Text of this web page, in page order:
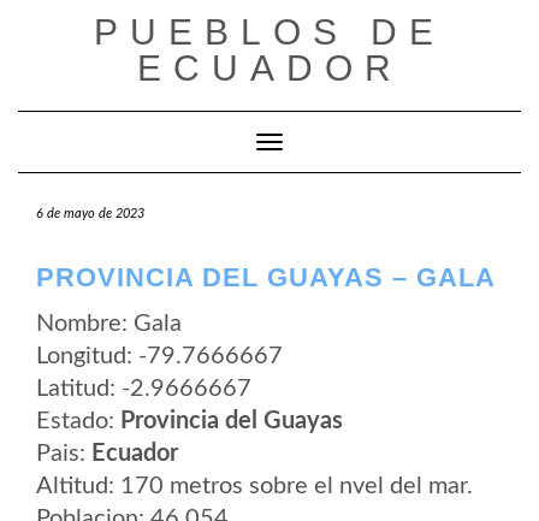
PUEBLOS DE
ECUADOR
Cambiar modo de navegación
6 de mayo de 2023
PROVINCIA DEL GUAYAS – GALA
Nombre: Gala
Longitud: -79.7666667
Latitud: -2.9666667
Estado: Provincia del Guayas
Pais: Ecuador
Altitud: 170 metros sobre el nvel del mar.